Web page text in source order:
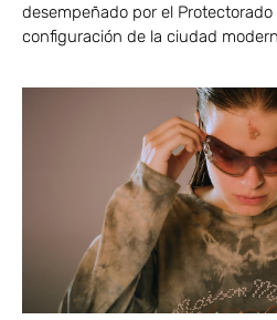
desempeñado por el Protectorado
configuración de la ciudad